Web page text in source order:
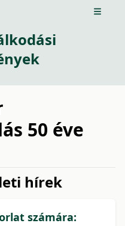
Open
50 éve
hírek
számára: